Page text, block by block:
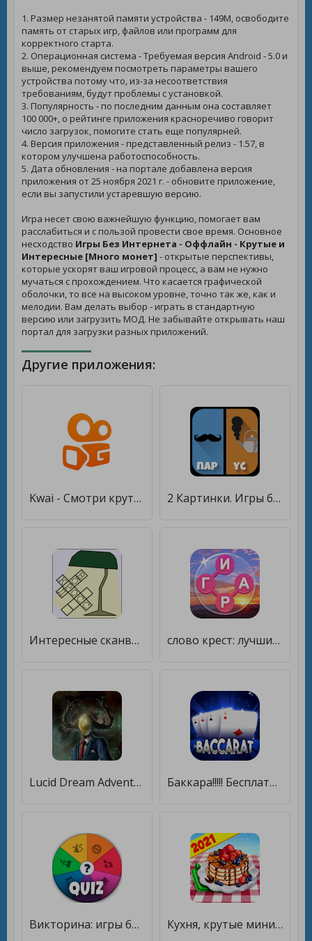
1. Размер незанятой памяти устройства - 149M, освободите
память от старых игр, файлов или программ для
корректного старта.
2. Операционная система - Требуемая версия Android - 5.0 и
выше, рекомендуем посмотреть параметры вашего
устройства потому что, из-за несоответствия
требованиям, будут проблемы с установкой.
3. Популярность - по последним данным она составляет
100 000+, о рейтинге приложения красноречиво говорит
число загрузок, помогите стать еще популярней.
4. Версия приложения - представленный релиз - 1.57, в
котором улучшена работоспособность.
5. Дата обновления - на портале добавлена версия
приложения от 25 ноября 2021 г. - обновите приложение,
если вы запустили устаревшую версию.
Игра несет свою важнейшую функцию, помогает вам
расслабиться и с пользой провести свое время. Основное
несходство Игры Без Интернета - Оффлайн - Крутые и
Интересные [Много монет] - открытые перспективы,
которые ускорят ваш игровой процесс, а вам не нужно
мучаться с прохождением. Что касается графической
оболочки, то все на высоком уровне, точно так же, как и
мелодии. Вам делать выбор - играть в стандартную
версию или загрузить МОД. Не забывайте открывать наш
портал для загрузки разных приложений.
Другие приложения:
Kwai - Смотри крутые и интересные видео [Без рекламы] 2 Картинки. Игры без интернета [Много монет]
Интересные сканворды [Много монет] слово крест: лучшие оффлайн игры в слова бесплатно [Мод меню]
Lucid Dream Adventure: крутые приключенческая игра [Много монет] Баккара!!!!! Бесплатные оффлайн и онлайн игры [Бесплатные покупки]
Викторина: игры без интернета [Много монет] Кухня, крутые мини игры в кафе [Бесплатные покупки]